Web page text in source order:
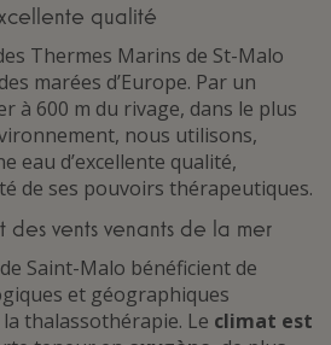
qualité
Thermes Marins de St-Malo
marées d’Europe. Par un
à 600 m du rivage, dans le plus
nous utilisons,
eau d’excellente qualité,
de ses pouvoirs thérapeutiques.
des vents venants de la mer
Saint-Malo bénéficient de
et géographiques
thalassothérapie. Le climat est